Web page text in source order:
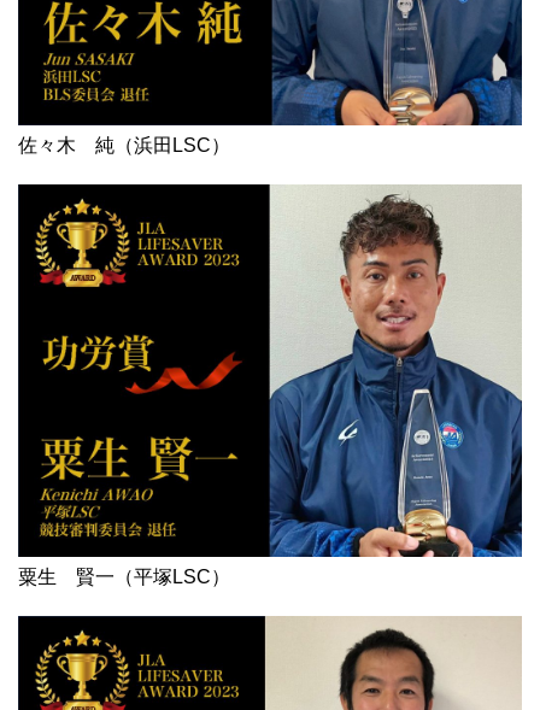
佐々木 純（浜田LSC）
粟生 賢一（平塚LSC）